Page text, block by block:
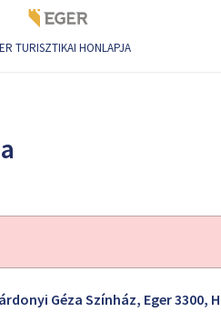
TURISZTIKAI HONLAPJA
Géza Színház, Eger 3300,